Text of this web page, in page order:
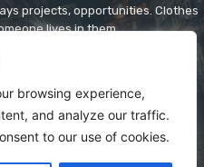
browsing experience,
and analyze our traffic.
to our use of cookies.
projects, opportunities. Clothes
lives in them.